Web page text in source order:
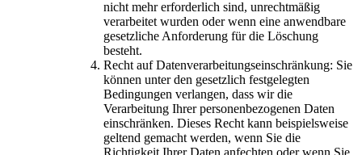
nicht mehr erforderlich sind, unrechtmäßig
verarbeitet wurden oder wenn eine anwendbare
gesetzliche Anforderung für die Löschung
besteht.
Recht auf Datenverarbeitungseinschränkung: Sie
können unter den gesetzlich festgelegten
Bedingungen verlangen, dass wir die
Verarbeitung Ihrer personenbezogenen Daten
einschränken. Dieses Recht kann beispielsweise
geltend gemacht werden, wenn Sie die
Richtigkeit Ihrer Daten anfechten oder wenn Sie